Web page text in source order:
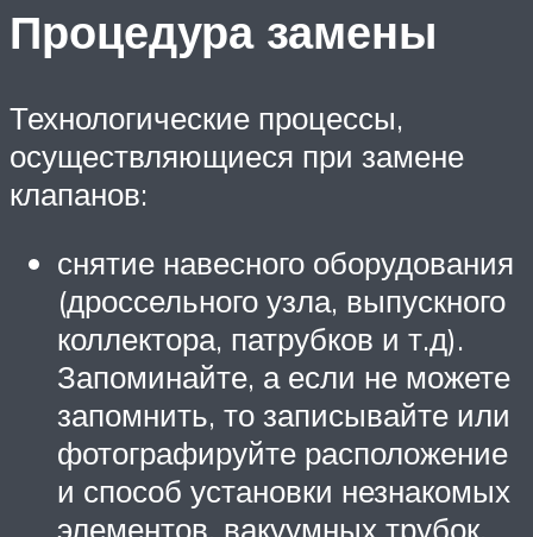
Процедура замены
Технологические процессы,
осуществляющиеся при замене
клапанов:
снятие навесного оборудования
(дроссельного узла, выпускного
коллектора, патрубков и т.д).
Запоминайте, а если не можете
запомнить, то записывайте или
фотографируйте расположение
и способ установки незнакомых
элементов, вакуумных трубок,